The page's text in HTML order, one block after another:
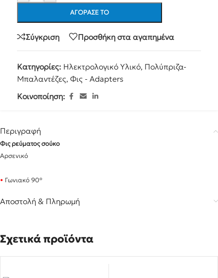
ΑΓΌΡΑΣΕ ΤΟ
Σύγκριση Προσθήκη στα αγαπημένα
Κατηγορίες: Ηλεκτρολογικό Υλικό, Πολύπριζα-
Μπαλαντέζες, Φις - Adapters
Κοινοποίηση:
Περιγραφή
Φις ρεύματος σούκο
Αρσενικό
• Γωνιακό 90°
Αποστολή & Πληρωμή
Σχετικά προϊόντα